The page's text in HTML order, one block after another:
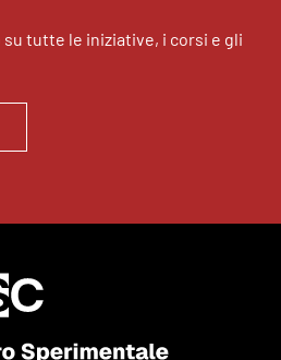
tutte le iniziative, i corsi e gli